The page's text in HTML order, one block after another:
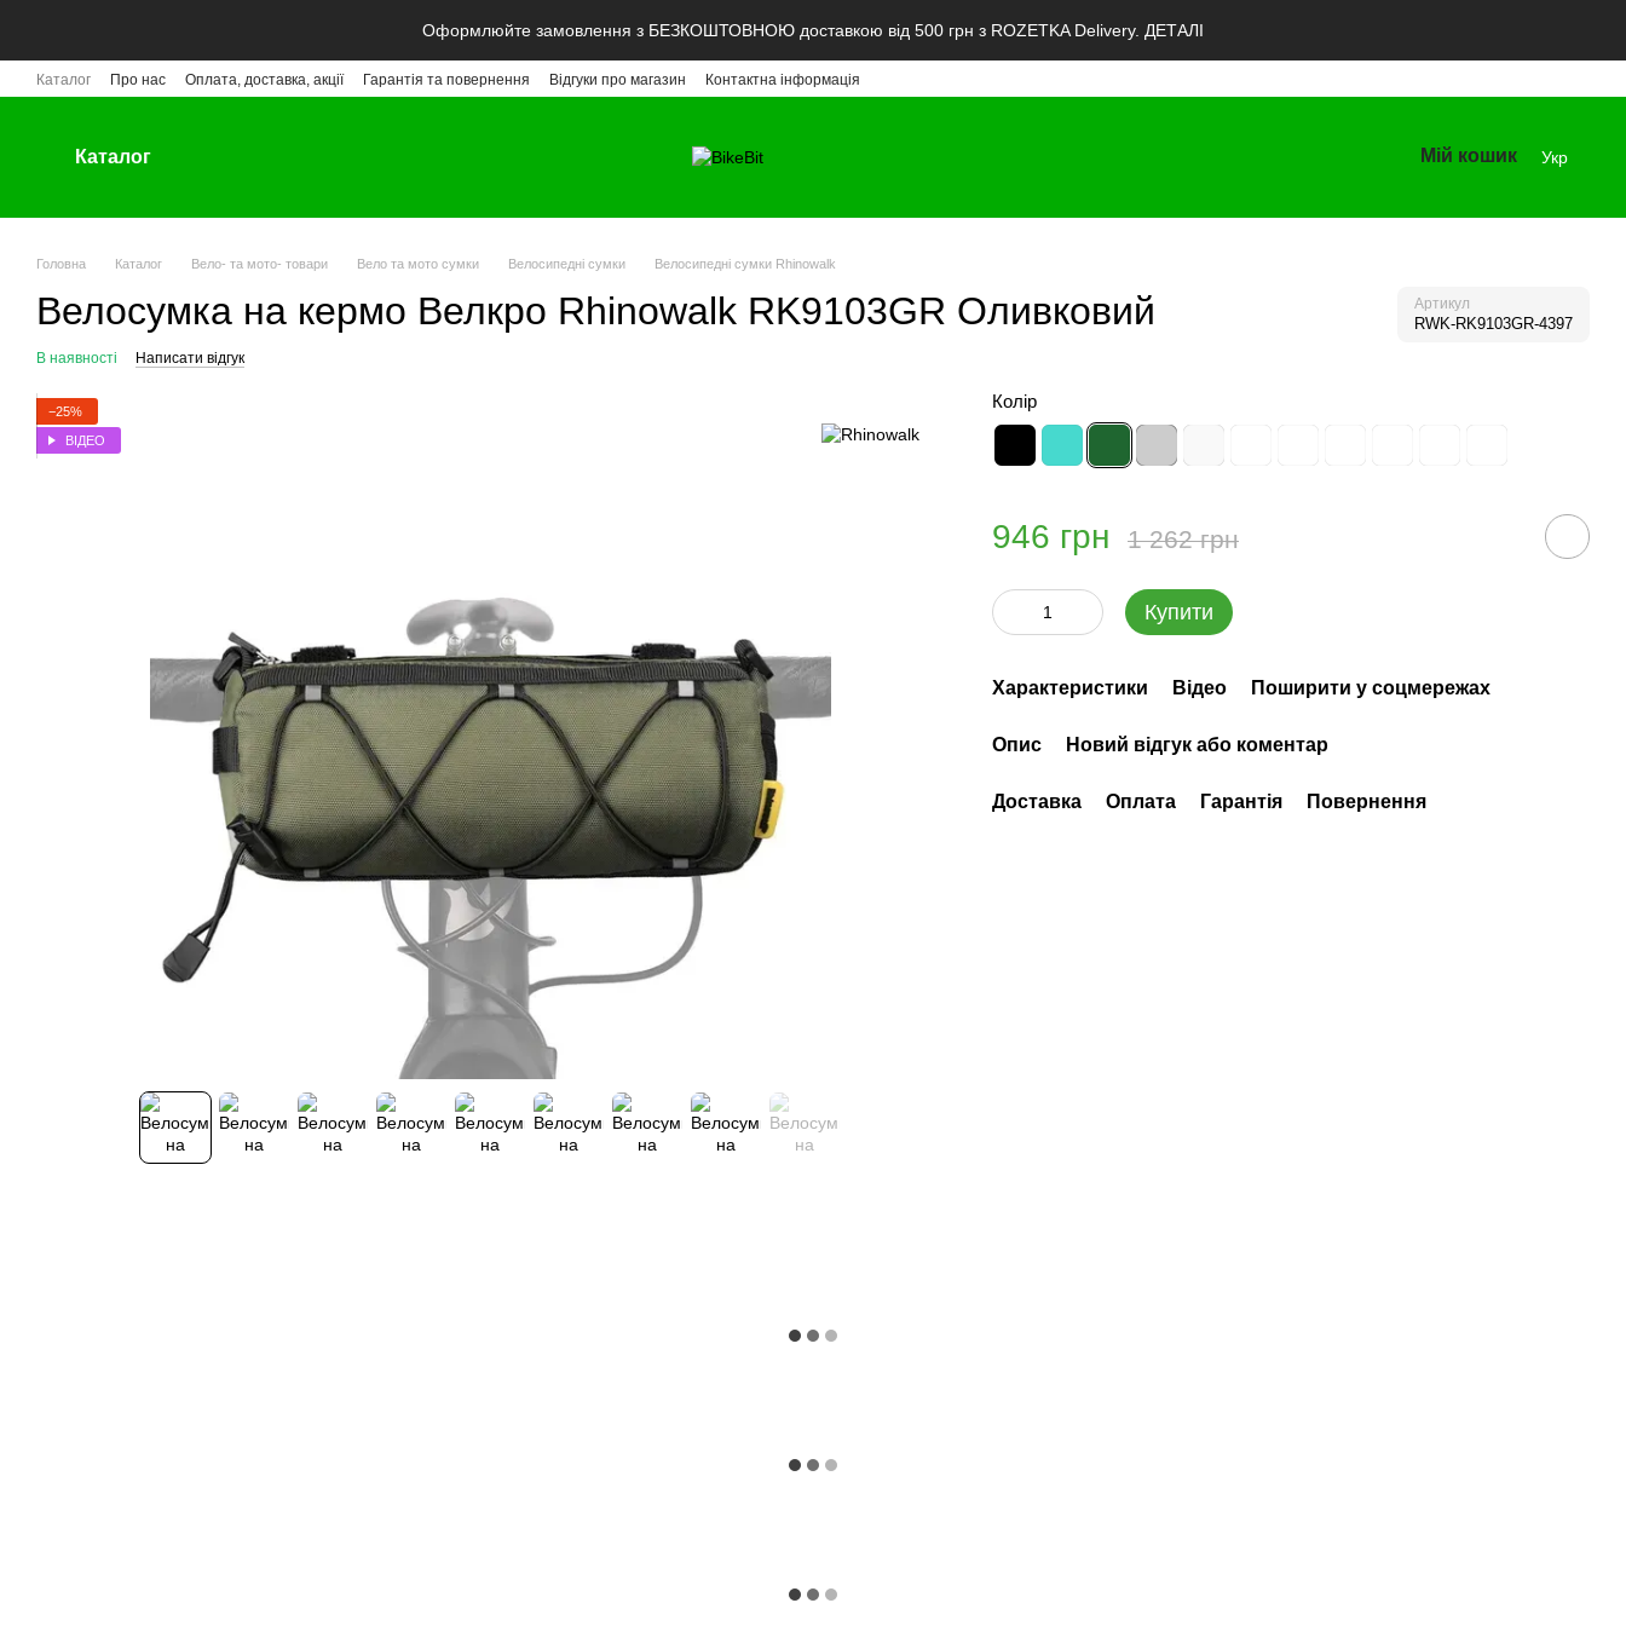
Оформлюйте замовлення з БЕЗКОШТОВНОЮ доставкою від 500 грн з ROZETKA Delivery. ДЕТАЛІ
Каталог Про нас Оплата, доставка, акції Гарантія та повернення Відгуки про магазин Контактна інформація
Каталог Мій кошик Укр
Головна Каталог Вело- та мото- товари Вело та мото сумки Велосипедні сумки Велосипедні сумки Rhinowalk
Велосумка на кермо Велкро Rhinowalk RK9103GR Оливковий Артикул
RWK-RK9103GR-4397
В наявності Написати відгук
−25%
ВІДЕО
Колір
946 грн 1 262 грн
Купити
Характеристики Відео Поширити у соцмережах
Опис Новий відгук або коментар
Доставка Оплата Гарантія Повернення